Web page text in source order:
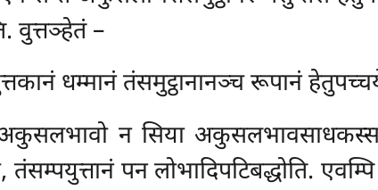
वुत्तञ्हेतं –
धम्मानं तंसमुट्ठानानञ्च रूपानं
न सिया अकुसलभावसाधकस्स
पन लोभादिपटिबद्धोति.